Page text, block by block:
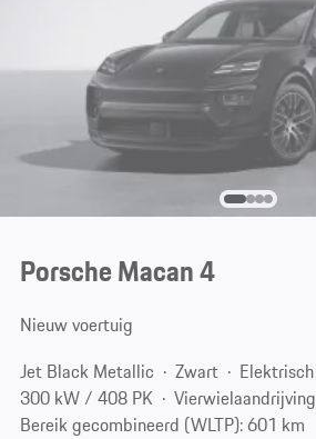
Porsche Macan 4
Nieuw voertuig
Jet Black Metallic
Zwart
Elektrisch
300 kW / 408 PK
Vierwielaandrijving
Bereik gecombineerd (WLTP): 601 km